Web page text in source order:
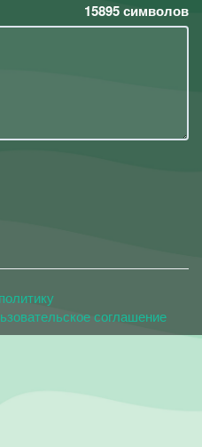
15895символов
политику
соглашение